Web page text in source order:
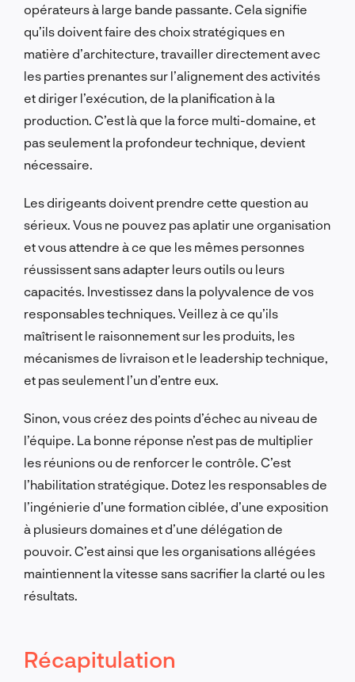
opérateurs à large bande passante. Cela signifie
qu’ils doivent faire des choix stratégiques en
matière d’architecture, travailler directement avec
les parties prenantes sur l’alignement des activités
et diriger l’exécution, de la planification à la
production. C’est là que la force multi-domaine, et
pas seulement la profondeur technique, devient
nécessaire.
Les dirigeants doivent prendre cette question au
sérieux. Vous ne pouvez pas aplatir une organisation
et vous attendre à ce que les mêmes personnes
réussissent sans adapter leurs outils ou leurs
capacités. Investissez dans la polyvalence de vos
responsables techniques. Veillez à ce qu’ils
maîtrisent le raisonnement sur les produits, les
mécanismes de livraison et le leadership technique,
et pas seulement l’un d’entre eux.
Sinon, vous créez des points d’échec au niveau de
l’équipe. La bonne réponse n’est pas de multiplier
les réunions ou de renforcer le contrôle. C’est
l’habilitation stratégique. Dotez les responsables de
l’ingénierie d’une formation ciblée, d’une exposition
à plusieurs domaines et d’une délégation de
pouvoir. C’est ainsi que les organisations allégées
maintiennent la vitesse sans sacrifier la clarté ou les
résultats.
Récapitulation